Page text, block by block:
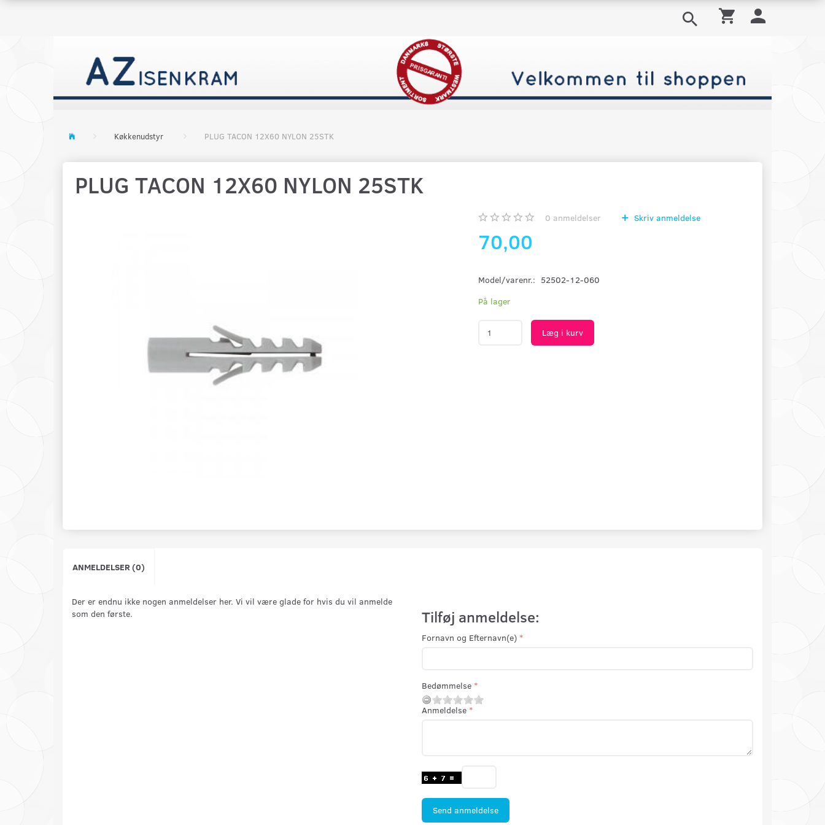
Køkkenudstyr PLUG TACON 12X60 NYLON 25STK
PLUG TACON 12X60 NYLON 25STK
0 anmeldelser Skriv anmeldelse
70,00
Model/varenr.: 52502-12-060
På lager
Læg i kurv
ANMELDELSER (0)
Der er endnu ikke nogen anmeldelser her. Vi vil være glade for hvis du vil anmelde
som den første.
Tilføj anmeldelse:
Fornavn og Efternavn(e)
Bedømmelse
Anmeldelse
Send anmeldelse